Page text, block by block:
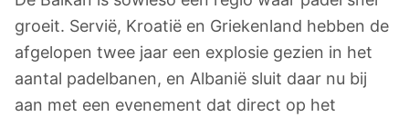
groeit. Servië, Kroatië en Griekenland hebben de
afgelopen twee jaar een explosie gezien in het
aantal padelbanen, en Albanië sluit daar nu bij
aan met een evenement dat direct op het